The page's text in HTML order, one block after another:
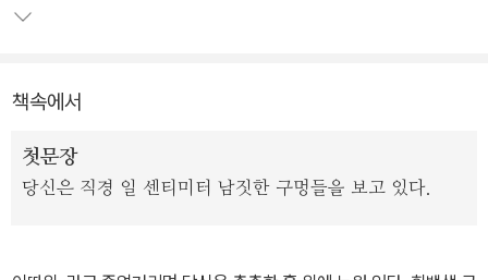
과 가장 어울리지 않는 단어 중 하나일 것이다.
대증요법이 되지 못하고 더 큰 상처를 만들어 놓았듯,<회복하는 인간
아픔을 그린다. 그 아픔을 껴안고 가는 것만이 우리 삶을 회복시킬 수
있는 유일한 방법이라고도 작가는 말하는 듯하다.
책속에서
첫문장
당신은 직경 일 센티미터 남짓한 구멍들을 보고 있다.